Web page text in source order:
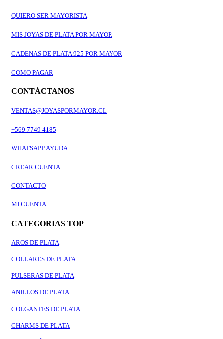
QUIERO SER MAYORISTA
MIS JOYAS DE PLATA POR MAYOR
CADENAS DE PLATA 925 POR MAYOR
COMO PAGAR
CONTÁCTANOS
VENTAS@JOYASPORMAYOR.CL
+569 7749 4185
WHATSAPP AYUDA
CREAR CUENTA
CONTACTO
MI CUENTA
CATEGORIAS TOP
AROS DE PLATA
COLLARES DE PLATA
PULSERAS DE PLATA
ANILLOS DE PLATA
COLGANTES DE PLATA
CHARMS DE PLATA